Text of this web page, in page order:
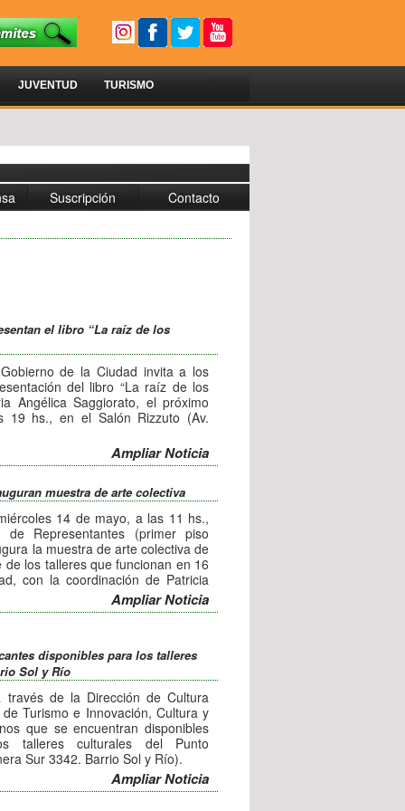
JUVENTUD TURISMO
Suscripción
Contacto
el libro “La raíz de los
de la Ciudad invita a los
del libro “La raíz de los
Angélica Saggiorato, el próximo
19 hs., en el Salón Rizzuto (Av.
con una muestra artística de
Santopolo y presentación
es libre y gratuita.
Ampliar Noticia
muestra de arte colectiva
14 de mayo, a las 11 hs.,
Representantes (primer piso
la muestra de arte colectiva de
los talleres que funcionan en 16
con la coordinación de Patricia
habilitada hasta el 10 de junio. La
Ampliar Noticia
disponibles para los talleres
Sol y Río
de la Dirección de Cultura
Turismo e Innovación, Cultura y
que se encuentran disponibles
talleres culturales del Punto
Sur 3342. Barrio Sol y Río).
en sonido e iluminación
informática (martes de 10 a
Ampliar Noticia